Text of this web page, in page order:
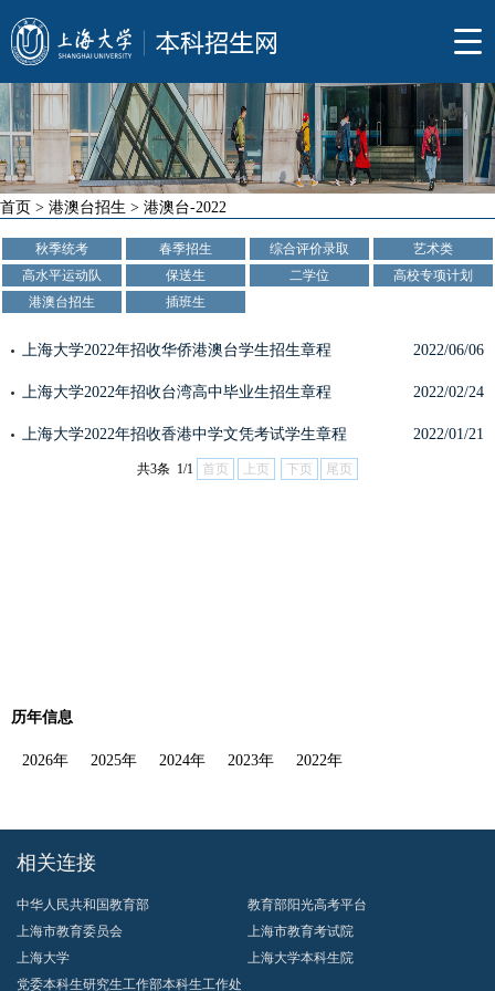
首页 > 港澳台招生 > 港澳台-2022
秋季统考 春季招生 综合评价录取
艺术类
高水平运动队
保送生 二学位
高校专项计划
港澳台招生
插班生
上海大学2022年招收华侨港澳台学生招生章程 2022/06/06
上海大学2022年招收台湾高中毕业生招生章程 2022/02/24
上海大学2022年招收香港中学文凭考试学生章程 2022/01/21
共3条 1/1 首页 上页 下页 尾页
历年信息
2026年 2025年 2024年 2023年 2022年
相关连接
中华人民共和国教育部
教育部阳光高考平台
上海市教育委员会
上海市教育考试院
上海大学
上海大学本科生院
党委本科生研究生工作部本科生工作处